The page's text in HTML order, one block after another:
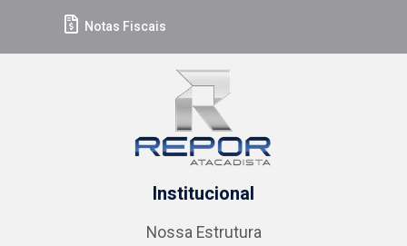
Notas Fiscais
Institucional
Nossa Estrutura